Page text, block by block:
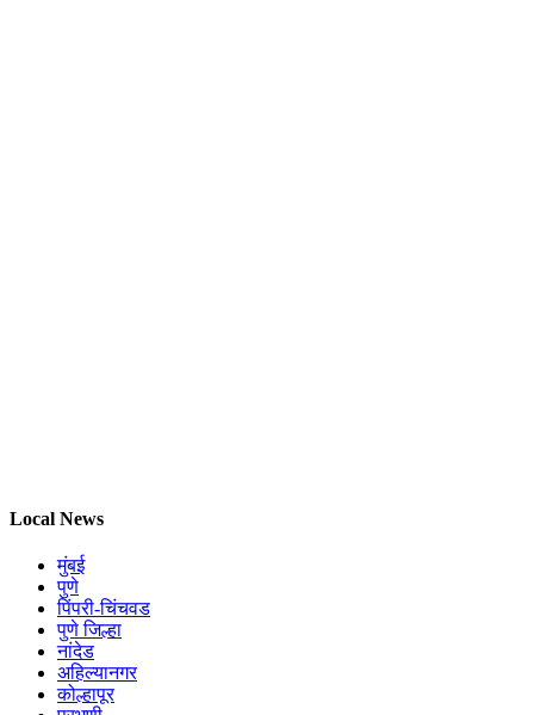
Local News
मुंबई
पुणे
पिंपरी-चिंचवड
पुणे जिल्हा
नांदेड
अहिल्यानगर
कोल्हापूर